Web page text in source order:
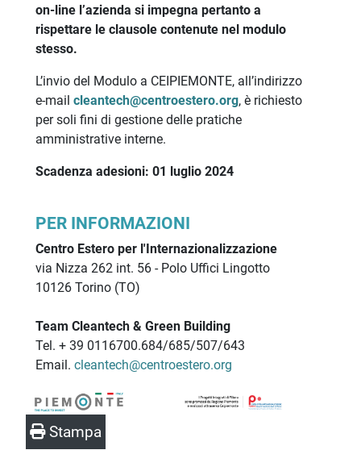
on-line l’azienda si impegna pertanto a
rispettare le clausole contenute nel modulo
stesso.
L’invio del Modulo a CEIPIEMONTE, all’indirizzo
e-mail cleantech@centroestero.org, è richiesto
per soli fini di gestione delle pratiche
amministrative interne.
Scadenza adesioni: 01 luglio 2024
PER INFORMAZIONI
Centro Estero per l'Internazionalizzazione
via Nizza 262 int. 56 - Polo Uffici Lingotto
10126 Torino (TO)
Team Cleantech & Green Building
Tel. + 39 0116700.684/685/507/643
Email. cleantech@centroestero.org
Stampa